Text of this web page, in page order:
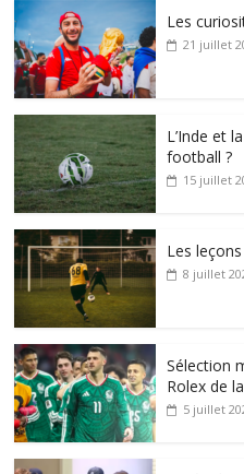
Les
21 juillet
L’Inde et
football ?
15 juillet
Les
8 juillet
Sélection
Rolex de
5 juillet